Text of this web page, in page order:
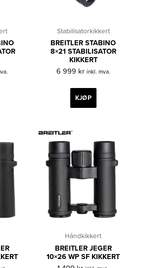
Stabilisatorkikkert
BREITLER STABINO
8×21 STABILISATOR
KIKKERT
6 999 kr inkl. mva.
KJØP
Håndkikkert
BREITLER JEGER
10×26 WP SF KIKKERT